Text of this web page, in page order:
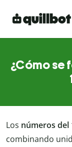
¿Cómo se
Los números del
combinando